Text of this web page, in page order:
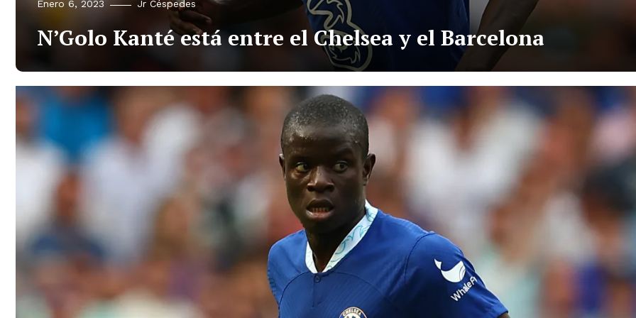
Enero 6, 2023 Jr Céspedes
N’Golo Kanté está entre el Chelsea y el Barcelona